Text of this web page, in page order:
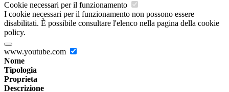
Cookie necessari per il funzionamento
I cookie necessari per il funzionamento non possono essere
disabilitati. È possibile consultare l'elenco nella pagina della cookie
policy.
www.youtube.com
Nome
Tipologia
Proprieta
Descrizione